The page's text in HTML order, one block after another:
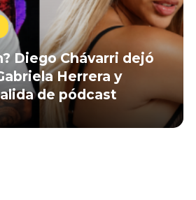
Diego Chávarri dejó
Herrera y
de pódcast